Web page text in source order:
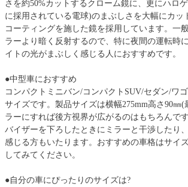
さを約50%カットするクローム鏡に、更にハロ
に採用されている電球)のまぶしさを大幅にカッ
コーティングを施した鏡を採用しています。一
ラーより暗く反射するので、特に夜間の運転時
イトの光がまぶしく感じる人におすすめです。
●中型車におすすめ
コンパクトミニバン/コンパクトSUV/セダン/ワ
サイズです。製品サイズは横幅275mm高さ90㎜(
ラーにすれば後方視界が広がるのはもちろんで
バイザーを下ろしたときにミラーと干渉したり
感じる方もいたります。おすすめの車格はサイ
してみてください。
●自分の車にぴったりのサイズは?